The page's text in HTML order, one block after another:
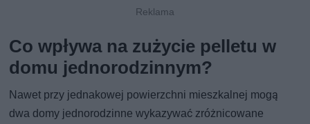
Co wpływa na zużycie pelletu w
domu jednorodzinnym?
Nawet przy jednakowej powierzchni mieszkalnej mogą
dwa domy jednorodzinne wykazywać zróżnicowane